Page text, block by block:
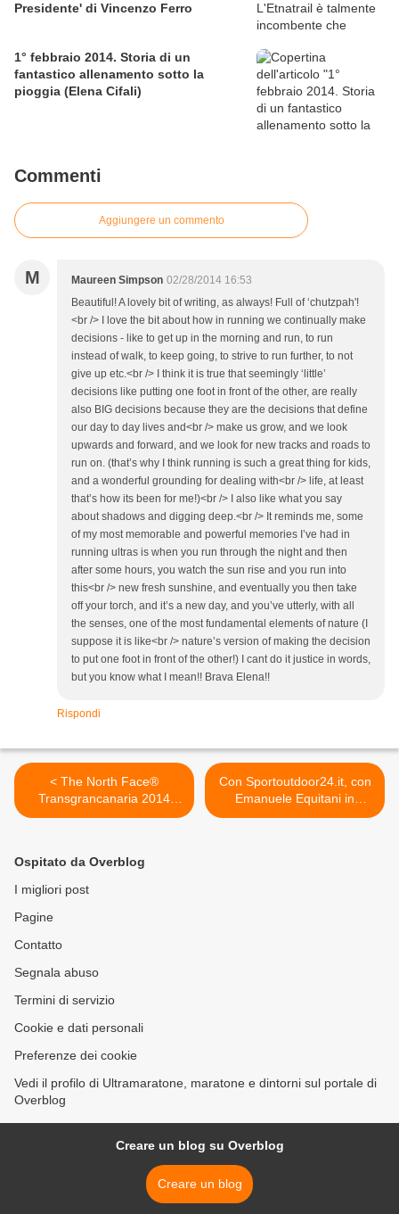
Presidente' di Vincenzo Ferro
1° febbraio 2014. Storia di un
fantastico allenamento sotto la
pioggia (Elena Cifali)
Commenti
Aggiungere un commento
M Maureen Simpson 02/28/2014 16:53
Beautiful! A lovely bit of writing, as always! Full of ‘chutzpah'!
<br /> I love the bit about how in running we continually make
decisions - like to get up in the morning and run, to run
instead of walk, to keep going, to strive to run further, to not
give up etc.<br /> I think it is true that seemingly ‘little’
decisions like putting one foot in front of the other, are really
also BIG decisions because they are the decisions that define
our day to day lives and<br /> make us grow, and we look
upwards and forward, and we look for new tracks and roads to
run on. (that’s why I think running is such a great thing for kids,
and a wonderful grounding for dealing with<br /> life, at least
that’s how its been for me!)<br /> I also like what you say
about shadows and digging deep.<br /> It reminds me, some
of my most memorable and powerful memories I’ve had in
running ultras is when you run through the night and then
after some hours, you watch the sun rise and you run into
this<br /> new fresh sunshine, and eventually you then take
off your torch, and it’s a new day, and you’ve utterly, with all
the senses, one of the most fundamental elements of nature (I
suppose it is like<br /> nature’s version of making the decision
to put one foot in front of the other!) I cant do it justice in words,
but you know what I mean!! Brava Elena!!
Rispondi
< The North Face®
Transgrancanaria 2014
(11^ ed.). L'Ultra-Trail®
Con Sportoutdoor24.it, con
Emanuele Equitani in
Alaska sulle tracce di Into
Ospitato da Overblog
I migliori post
Pagine
Contatto
Segnala abuso
Termini di servizio
Cookie e dati personali
Preferenze dei cookie
Vedi il profilo di Ultramaratone, maratone e dintorni sul portale di
Overblog
Creare un blog su Overblog
Creare un blog